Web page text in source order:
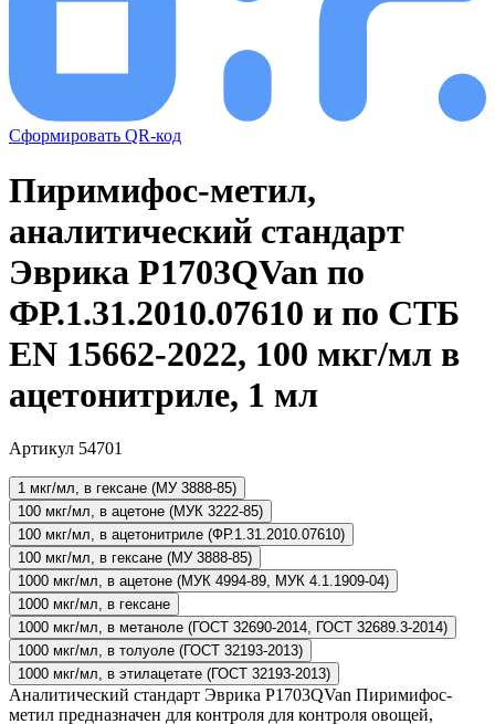
Сформировать QR-код
Пиримифос-метил,
аналитический стандарт
Эврика P1703QVan по
ФР.1.31.2010.07610 и по СТБ
EN 15662-2022, 100 мкг/мл в
ацетонитриле, 1 мл
Артикул 54701
1 мкг/мл, в гексане (МУ 3888-85)
100 мкг/мл, в ацетоне (МУК 3222-85)
100 мкг/мл, в ацетонитриле (ФР.1.31.2010.07610)
100 мкг/мл, в гексане (МУ 3888-85)
1000 мкг/мл, в ацетоне (МУК 4994-89, МУК 4.1.1909-04)
1000 мкг/мл, в гексане
1000 мкг/мл, в метаноле (ГОСТ 32690-2014, ГОСТ 32689.3-2014)
1000 мкг/мл, в толуоле (ГОСТ 32193-2013)
1000 мкг/мл, в этилацетате (ГОСТ 32193-2013)
Аналитический стандарт Эврика P1703QVan Пиримифос-
метил предназначен для контроля для контроля овощей,